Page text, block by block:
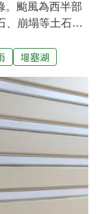
。颱風為西半部
、崩塌等土石災
今（2026）年遇
威颱風於6月30
往台灣靠近，颱
月9日強度減弱為
地，當晚11時
聯隊聯隊長、經
巴威颱風路徑最
外圍環流帶來幾
將海水推向陸
堰塞湖